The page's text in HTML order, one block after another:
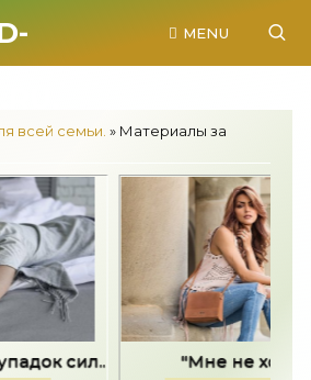
MENU
всей семьи. » Материалы за
"Мне не хотелось жить" -